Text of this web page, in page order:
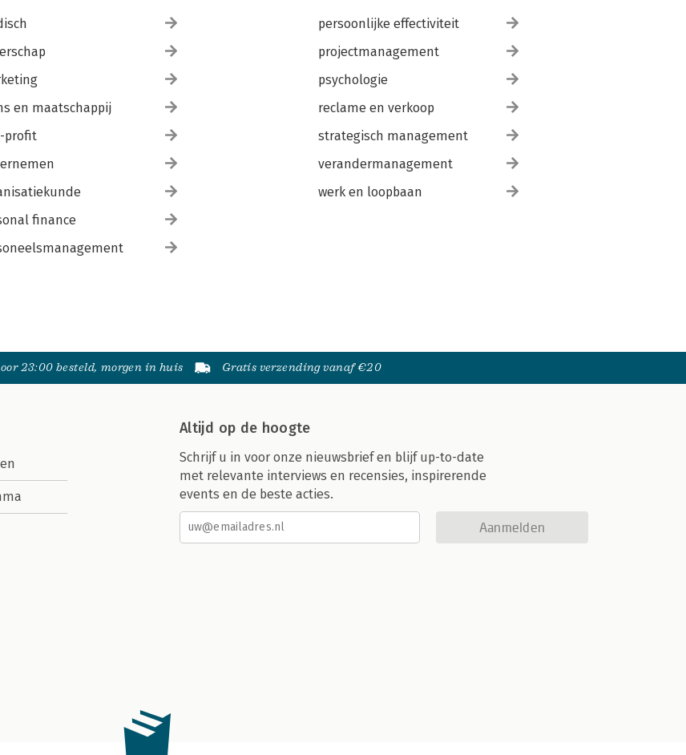
en maatschappij
profit
finance
persoonlijke effectiviteit
projectmanagement
psychologie
reclame en verkoop
strategisch management
verandermanagement
werk en loopbaan
23:00 besteld, morgen in huis Gratis verzending vanaf €20
Altijd op de hoogte
Schrijf u in voor onze nieuwsbrief en blijf up-to-date
met relevante interviews en recensies, inspirerende
events en de beste acties.
Aanmelden